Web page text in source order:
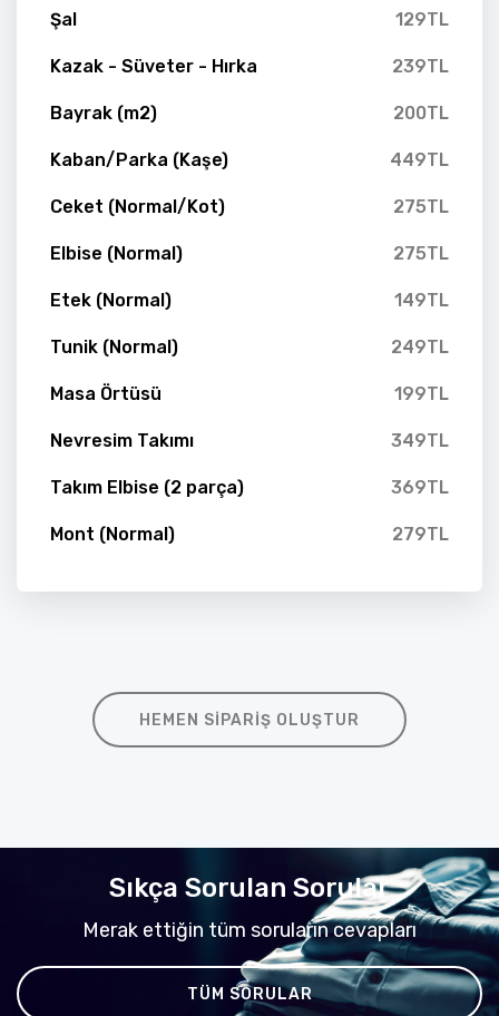
Şal 129TL
Kazak - Süveter - Hırka 239TL
Bayrak (m2) 200TL
Kaban/Parka (Kaşe) 449TL
Ceket (Normal/Kot) 275TL
Elbise (Normal) 275TL
Etek (Normal) 149TL
Tunik (Normal) 249TL
Masa Örtüsü 199TL
Nevresim Takımı 349TL
Takım Elbise (2 parça) 369TL
Mont (Normal) 279TL
HEMEN SIPARIŞ OLUŞTUR
Sıkça Sorulan Sorular
Merak ettiğin tüm soruların cevapları
TÜM SORULAR